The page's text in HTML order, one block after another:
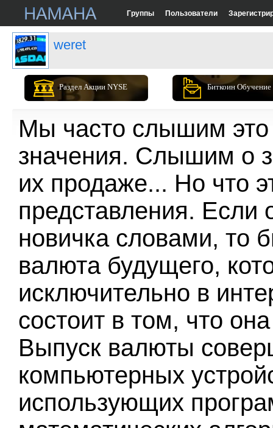
Группы Пользователи
weret
Раздел Акции NYSE Биткоин Обучение
Мы часто слышим
значения. Слышим о
их продаже... Но что
представления. Если
новичка словами, то
валюта будущего,
исключительно в
состоит в том, что
Выпуск валюты
компьютерных
использующих